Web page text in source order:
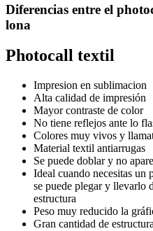
Diferencias entre el
lona
Photocall textil
Impresion en sublimacion
Alta calidad de impresión
Mayor contraste de color
No tiene reflejos ante lo
Colores muy vivos y
Material textil antiarrugas
Se puede doblar y no
Ideal cuando necesitas un
se puede plegar y llevarlo
estructura
Peso muy reducido la
Gran cantidad de